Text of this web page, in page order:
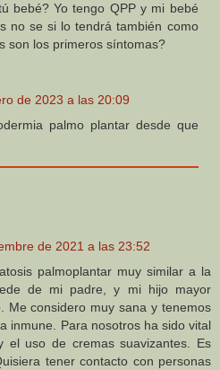
bebé? Yo tengo QPP y mi bebé
no se si lo tendrá también como
son los primeros síntomas?
de 2023 a las 20:09
palmo plantar desde que
de 2021 a las 23:52
palmoplantar muy similar a la
de mi padre, y mi hijo mayor
Me considero muy sana y tenemos
inmune. Para nosotros ha sido vital
el uso de cremas suavizantes. Es
tener contacto con personas